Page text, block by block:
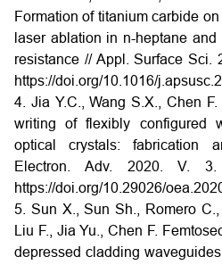
Formation of titanium carbide
laser ablation in n-heptane
resistance // Appl. Surface Sci.
https://doi.org/10.1016/
4. Jia Y.C., Wang S.X., Chen
writing of flexibly configured
optical crystals: fabrication
Electron. Adv. 2020. V.
https://doi.org/10.29026/
5. Sun X., Sun Sh., Romero C.,
Liu F., Jia Yu., Chen F.
depressed cladding